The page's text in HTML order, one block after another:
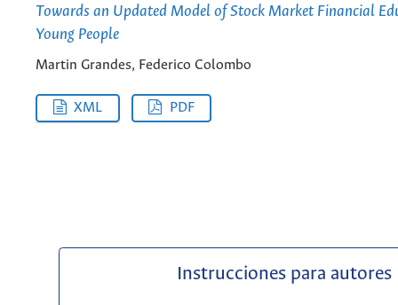
Towards an Updated Model of Stock Market Financial
Young People
Martin Grandes, Federico Colombo
XML PDF
Instrucciones para autores